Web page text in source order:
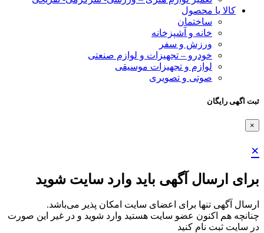
کالا یا محصول
ساختمان
خانه و آشپزخانه
ورزش و سفر
خودرو – تجهیزات و لوازم صنعتی
لوازم و تجهیزات موسیقی
صوتی و تصویری
ثبت اگهی رایگان
×
×
برای ارسال آگهی باید وارد سایت شوید
ارسال آگهی تنها برای اعضای سایت امکان پذیر می‌باشد.
چنانچه هم‌ اکنون عضو سایت هستید وارد شوید و در غیر این صورت
در سایت ثبت نام کنید